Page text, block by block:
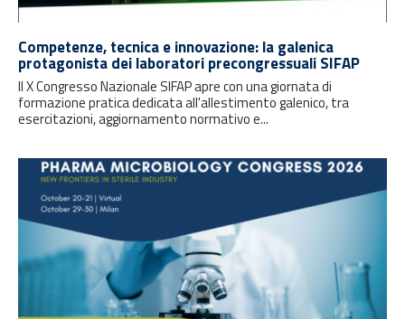
Competenze, tecnica e innovazione: la galenica
protagonista dei laboratori precongressuali SIFAP
Il X Congresso Nazionale SIFAP apre con una giornata di
formazione pratica dedicata all'allestimento galenico, tra
esercitazioni, aggiornamento normativo e...